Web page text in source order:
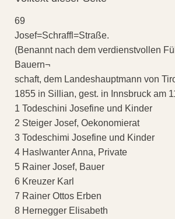
69
Josef=Schraffl=Straße.
(Benannt nach dem verdienstvollen
Bauern¬
schaft, dem Landeshauptmann von
1855 in Sillian, gest. in Innsbruck am
1 Todeschini Josefine und Kinder
2 Steiger Josef, Oekonomierat
3 Todeschimi Josefine und Kinder
4 Haslwanter Anna, Private
5 Rainer Josef, Bauer
6 Kreuzer Karl
7 Rainer Ottos Erben
8 Hernegger Elisabeth